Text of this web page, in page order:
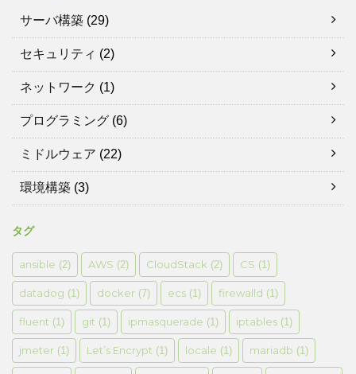
サーバ構築 (29)
セキュリティ (2)
ネットワーク (1)
プログラミング (6)
ミドルウェア (22)
環境構築 (3)
タグ
ansible (2) AWS (2) CloudStack (2) CS (1)
datadog (1) docker (7) ecs (1) firewalld (1)
fluent (1) git (1) ipmasquerade (1) iptables (1)
jmeter (1) Let’s Encrypt (1) locale (1) mariadb (1)